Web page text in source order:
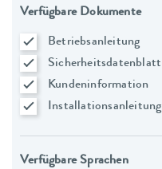
Verfügbare Dokumente
Betriebsanleitung
Sicherheitsdatenblatt
Kundeninformation
Installationsanleitung
Verfügbare Sprachen